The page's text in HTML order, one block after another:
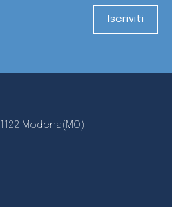
Modena(MO)